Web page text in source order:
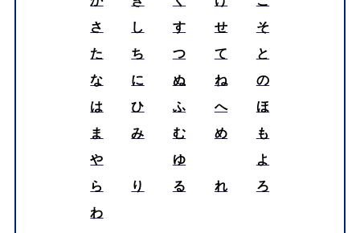
さ
し す せ
そ
た
ち つ て
と
な
に ぬ ね
の
は
ひ ふ へ
ほ
ま
み む め
も
や
ゆ
よ
ら
り る れ
ろ
わ